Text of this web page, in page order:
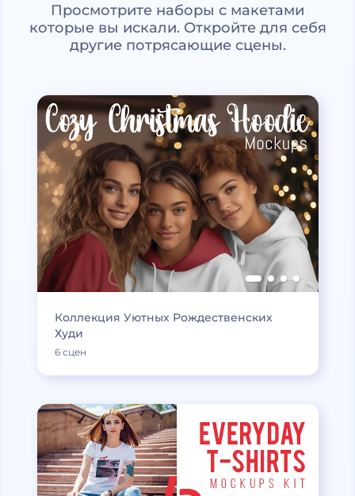
Просмотрите наборы с макетами
которые вы искали. Откройте для себя
другие потрясающие сцены.
Коллекция Уютных Рождественских
Худи
6 сцен